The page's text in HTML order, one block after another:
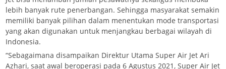
lebih banyak rute penerbangan. Sehingga masyarakat semakin
memiliki banyak pilihan dalam menentukan mode transportasi
yang akan digunakan untuk menjangkau berbagai wilayah di
Indonesia.
“Sebagaimana disampaikan Direktur Utama Super Air Jet Ari
Azhari, saat awal beroperasi pada 6 Agustus 2021, Super Air Jet